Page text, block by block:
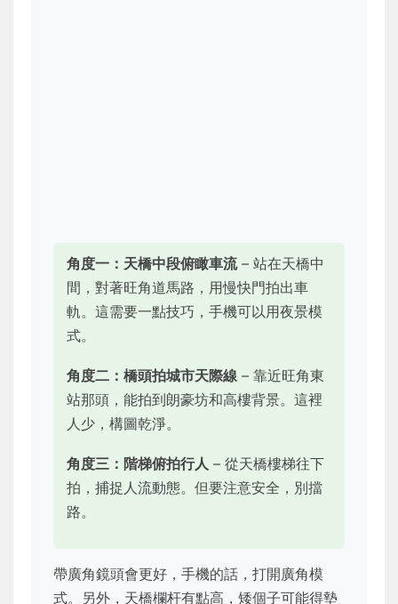
角度一：天橋中段俯瞰車流– 站在天橋中
間，對著旺角道馬路，用慢快門拍出車
軌。這需要一點技巧，手機可以用夜景模
式。
角度二：橋頭拍城市天際線 – 靠近旺角東
站那頭，能拍到朗豪坊和高樓背景。這裡
人少，構圖乾淨。
角度三：階梯俯拍行人 – 從天橋樓梯往下
拍，捕捉人流動態。但要注意安全，別擋
路。
帶廣角鏡頭會更好，手機的話，打開廣角模
式。另外，天橋欄杆有點高，矮個子可能得墊